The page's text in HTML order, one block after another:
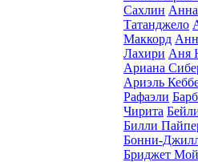
Сахлин
Татанджело
Маккорд
Лахири Аня
Ариана
Ариэль
Рафаэли
Чирита
Билли
Бонни-
Бриджет